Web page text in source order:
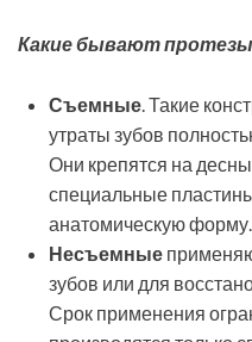
Какие бывают протезы
Съемные. Такие
утраты зубов
Они крепятся на
специальные
анатомическую форму.
Несъемные
зубов или для
Срок применения